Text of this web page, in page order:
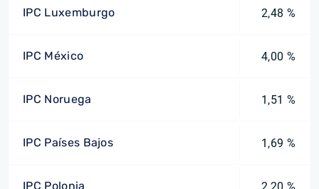
IPC Luxemburgo 2,48 %
IPC México 4,00 %
IPC Noruega 1,51 %
IPC Países Bajos 1,69 %
IPC Polonia 2,20 %